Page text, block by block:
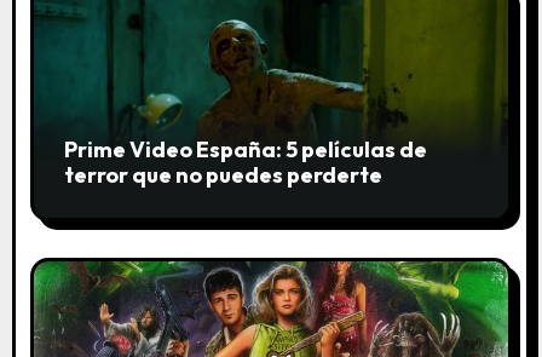
n
d
a
s
Prime Video España: 5 películas de
terror que no puedes perderte